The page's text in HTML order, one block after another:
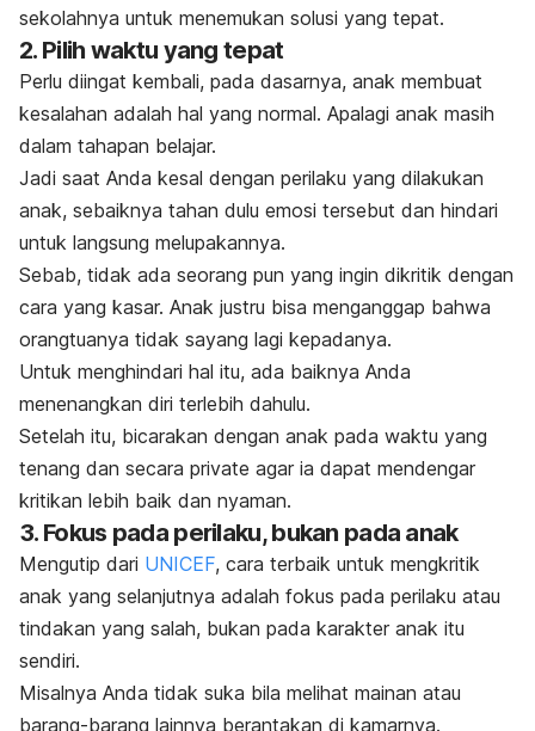
sekolahnya untuk menemukan solusi yang tepat.
2. Pilih waktu yang tepat
Perlu diingat kembali, pada dasarnya, anak membuat
kesalahan adalah hal yang normal. Apalagi anak masih
dalam tahapan belajar.
Jadi saat Anda kesal dengan perilaku yang dilakukan
anak, sebaiknya tahan dulu emosi tersebut dan hindari
untuk langsung melupakannya.
Sebab, tidak ada seorang pun yang ingin dikritik dengan
cara yang kasar. Anak justru bisa menganggap bahwa
orangtuanya tidak sayang lagi kepadanya.
Untuk menghindari hal itu, ada baiknya Anda
menenangkan diri terlebih dahulu.
Setelah itu, bicarakan dengan anak pada waktu yang
tenang dan secara private agar ia dapat mendengar
kritikan lebih baik dan nyaman.
3. Fokus pada perilaku, bukan pada anak
Mengutip dari UNICEF, cara terbaik untuk mengkritik
anak yang selanjutnya adalah fokus pada perilaku atau
tindakan yang salah, bukan pada karakter anak itu
sendiri.
Misalnya Anda tidak suka bila melihat mainan atau
barang-barang lainnya berantakan di kamarnya.